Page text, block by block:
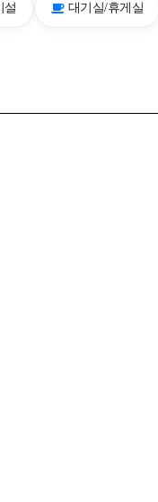
설 대기실/휴게실